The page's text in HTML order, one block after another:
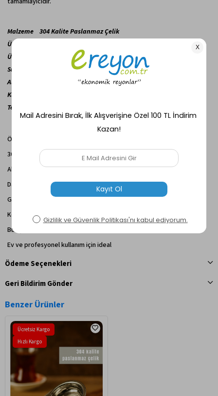
Malzeme 304 Kalite Paslanmaz Çelik
Ürün Kodu A039
Ürün Uzunluğu 11,5 cm
Süzgeç Çapı 3,5 cm
Altlık Çapı 6,5 cm
Kullanım Çay Servisi ve Süzme
Temizlik Bulaşık Makinesinde Yıkanabilir
Öne Çıkan Özellikler
304 kalite paslanmaz çelik malzeme
Altlıklı tasarım sayesinde damlama önleyici kullanım
Dayanıklı ve uzun ömürlü yapı
Gıdaya uygun ve hijyenik kullanım
Kolay temizlenebilir yüzey
Bulaşık makinesinde yıkanabilir
Ev ve profesyonel kullanım için ideal
Ödeme Seçenekleri
Geri Bildirim Gönder
Benzer Ürünler
Ücretsiz Kargo
Hızlı Kargo